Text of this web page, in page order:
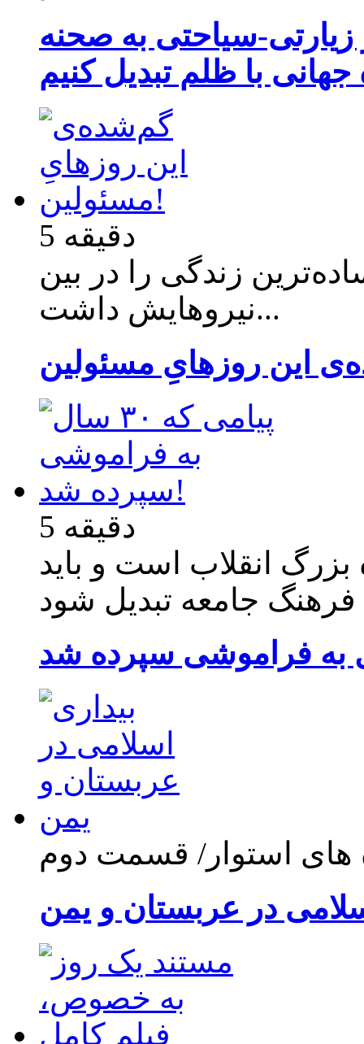
زیارتی-سیاحتی به صحنه
جهانی با ظلم تبدیل کنیم
5 دقیقه
زندگی را در بین
نیروهایش داشت...
5 دقیقه
بزرگ انقلاب است و باید
فرهنگ جامعه تبدیل شود
استوار/ قسمت دوم
در عربستان و یمن